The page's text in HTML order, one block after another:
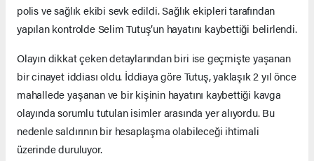
polis ve sağlık ekibi sevk edildi. Sağlık ekipleri tarafından
yapılan kontrolde Selim Tutuş’un hayatını kaybettiği belirlendi.
Olayın dikkat çeken detaylarından biri ise geçmişte yaşanan
bir cinayet iddiası oldu. İddiaya göre Tutuş, yaklaşık 2 yıl önce
mahallede yaşanan ve bir kişinin hayatını kaybettiği kavga
olayında sorumlu tutulan isimler arasında yer alıyordu. Bu
nedenle saldırının bir hesaplaşma olabileceği ihtimali
üzerinde duruluyor.